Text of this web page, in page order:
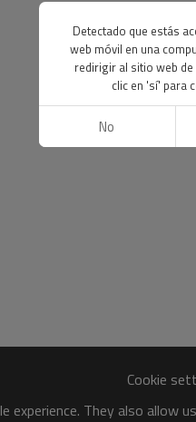
Cookie
They also
Detectado que estás
web móvil en una
redirigir al sitio web
clic en 'sí' para
No